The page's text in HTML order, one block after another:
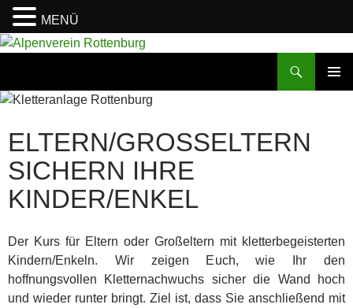
Zum
ELTERN/GROSSELTERN S
ICHERN IHRE K
INDER/ENKEL
Der Kurs für Eltern oder Großeltern mit kletterbegeisterten
Kindern/Enkeln. Wir zeigen Euch, wie Ihr den
hoffnungsvollen Kletternachwuchs sicher die Wand hoch
und wieder runter bringt. Ziel ist, dass Sie anschließend mit
MENÜ